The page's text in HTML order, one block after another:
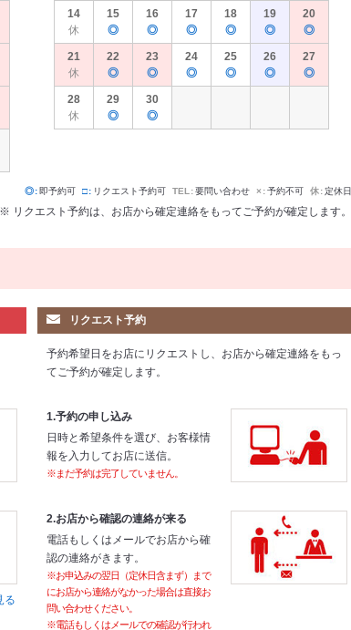
14
休
15
◎
16
◎
17
◎
18
◎
19
◎
20
◎
21
休
22
◎
23
◎
24
◎
25
◎
26
◎
27
◎
28
休
29
◎
30
◎
◎ 即予約可 □ リクエスト予約可 TEL 要問い合わせ × 予約不可 休 定休日
※ リクエスト予約は、お店から確定連絡をもってご予約が確定します。
る
リクエスト予約
予約希望日をお店にリクエストし、お店から確定連絡をもっ
てご予約が確定します。
1.予約の申し込み
日時と希望条件を選び、お客様情
報を入力してお店に送信。
※まだ予約は完了していません。
2.お店から確認の連絡が来る
電話もしくはメールでお店から確
認の連絡がきます。
※お申込みの翌日（定休日含まず）まで
にお店から連絡がなかった場合は直接お
問い合わせください。
※電話もしくはメールでの確認が行われ